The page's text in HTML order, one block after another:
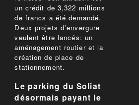
un crédit de 3,322 millions
de francs a été demandé.
Deux projets d'envergure
veulent être lancés: un
aménagement routier et la
création de place de
stationnement.
Le parking du Soliat
désormais payant le